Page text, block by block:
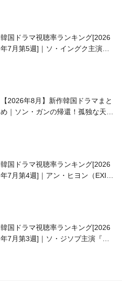
韓国ドラマ視聴率ランキング[2026
年7月第5週]｜ソ・イングク主演の
【2026年8月】新作韓国ドラマまと
め｜ソン・ガンの帰還！孤独な天才
韓国ドラマ視聴率ランキング[2026
年7月第4週]｜アン・ヒヨン（EXID
韓国ドラマ視聴率ランキング[2026
年7月第3週]｜ソ・ジソブ主演『エ